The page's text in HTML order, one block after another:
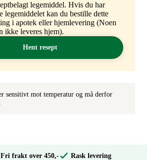
legemiddel. Hvis du har
legemiddelet kan du bestille dette
i apotek eller hjemlevering (Noen
ikke leveres hjem).
Hent resept
sensitivt mot temperatur og må derfor
Fri frakt over 450,- Rask levering